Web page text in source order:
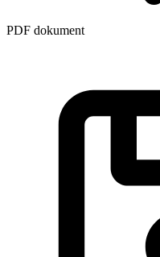
PDF dokument